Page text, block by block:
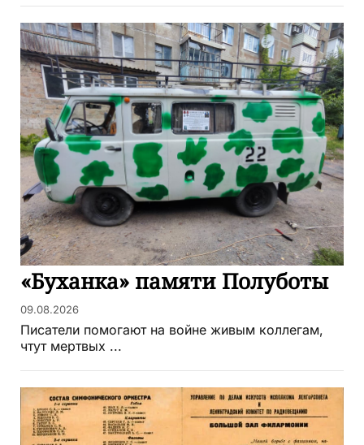
«Буханка» памяти Полуботы
09.08.2026
Писатели помогают на войне живым коллегам,
чтут мертвых ...